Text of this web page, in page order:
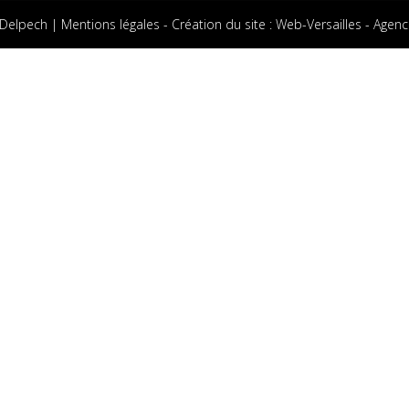
| Mentions légales - Création du site : Web-Versailles -